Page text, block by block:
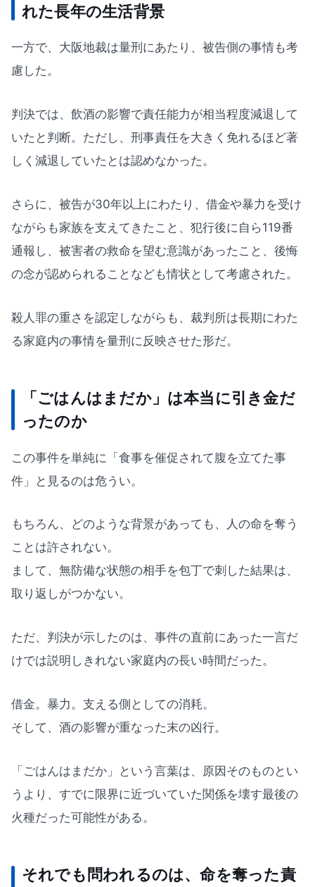
れた長年の生活背景
一方で、大阪地裁は量刑にあたり、被告側の事情も考
慮した。
判決では、飲酒の影響で責任能力が相当程度減退して
いたと判断。ただし、刑事責任を大きく免れるほど著
しく減退していたとは認めなかった。
さらに、被告が30年以上にわたり、借金や暴力を受け
ながらも家族を支えてきたこと、犯行後に自ら119番
通報し、被害者の救命を望む意識があったこと、後悔
の念が認められることなども情状として考慮された。
殺人罪の重さを認定しながらも、裁判所は長期にわた
る家庭内の事情を量刑に反映させた形だ。
「ごはんはまだか」は本当に引き金だ
ったのか
この事件を単純に「食事を催促されて腹を立てた事
件」と見るのは危うい。
もちろん、どのような背景があっても、人の命を奪う
ことは許されない。
まして、無防備な状態の相手を包丁で刺した結果は、
取り返しがつかない。
ただ、判決が示したのは、事件の直前にあった一言だ
けでは説明しきれない家庭内の長い時間だった。
借金。暴力。支える側としての消耗。
そして、酒の影響が重なった末の凶行。
「ごはんはまだか」という言葉は、原因そのものとい
うより、すでに限界に近づいていた関係を壊す最後の
火種だった可能性がある。
それでも問われるのは、命を奪った責